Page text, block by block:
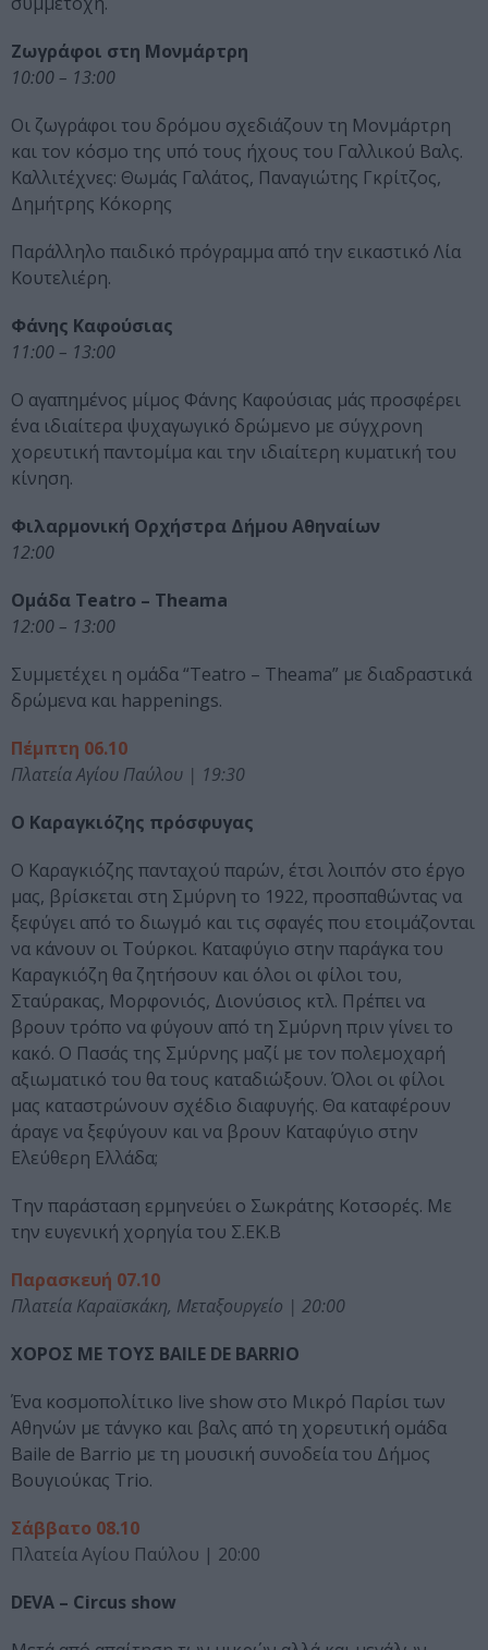
Ζωγράφοι στη Μονμάρτρη
10:00 – 13:00
Οι ζωγράφοι του δρόμου σχεδιάζουν τη Μονμάρτρη
και τον κόσμο της υπό τους ήχους του Γαλλικού Βαλς.
Καλλιτέχνες: Θωμάς Γαλάτος, Παναγιώτης Γκρίτζος,
Δημήτρης Κόκορης
Παράλληλο παιδικό πρόγραμμα από την εικαστικό Λία
Κουτελιέρη.
Φάνης Καφούσιας
11:00 – 13:00
O αγαπημένος μίμος Φάνης Καφούσιας μάς προσφέρει
ένα ιδιαίτερα ψυχαγωγικό δρώμενο με σύγχρονη
χορευτική παντομίμα και την ιδιαίτερη κυματική του
κίνηση.
Φιλαρμονική Ορχήστρα Δήμου Αθηναίων
12:00
Ομάδα Teatro – Theama
12:00 – 13:00
Συμμετέχει η ομάδα “Teatro – Theama” με διαδραστικά
δρώμενα και happenings.
Πέμπτη 06.10
Πλατεία Αγίου Παύλου | 19:30
Ο Καραγκιόζης πρόσφυγας
Ο Καραγκιόζης πανταχού παρών, έτσι λοιπόν στο έργο
μας, βρίσκεται στη Σμύρνη το 1922, προσπαθώντας να
ξεφύγει από το διωγμό και τις σφαγές που ετοιμάζονται
να κάνουν οι Τούρκοι. Καταφύγιο στην παράγκα του
Καραγκιόζη θα ζητήσουν και όλοι οι φίλοι του,
Σταύρακας, Μορφονιός, Διονύσιος κτλ. Πρέπει να
βρουν τρόπο να φύγουν από τη Σμύρνη πριν γίνει το
κακό. Ο Πασάς της Σμύρνης μαζί με τον πολεμοχαρή
αξιωματικό του θα τους καταδιώξουν. Όλοι οι φίλοι
μας καταστρώνουν σχέδιο διαφυγής. Θα καταφέρουν
άραγε να ξεφύγουν και να βρουν Καταφύγιο στην
Ελεύθερη Ελλάδα;
Την παράσταση ερμηνεύει ο Σωκράτης Κοτσορές. Με
την ευγενική χορηγία του Σ.ΕΚ.Β
Παρασκευή 07.10
Πλατεία Καραϊσκάκη, Μεταξουργείο | 20:00
ΧΟΡΟΣ ΜΕ ΤΟΥΣ BAΙLE DE BARRIO
Ένα κοσμοπολίτικο live show στο Μικρό Παρίσι των
Αθηνών με τάνγκο και βαλς από τη χορευτική ομάδα
Baile de Barrio με τη μουσική συνοδεία του Δήμος
Βουγιούκας Trio.
Σάββατο 08.10
Πλατεία Αγίου Παύλου | 20:00
DEVA – Circus show